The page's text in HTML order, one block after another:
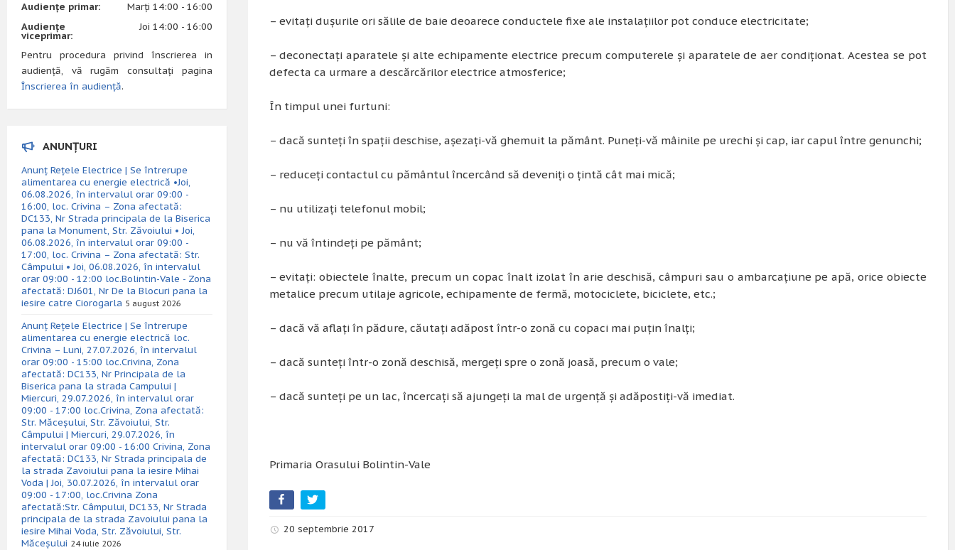
– evitaţi duşurile ori sălile de baie deoarece conductele fixe ale instalaţiilor pot conduce electricitate;
– deconectaţi aparatele şi alte echipamente electrice precum computerele şi aparatele de aer condiţionat. Acestea se pot
defecta ca urmare a descărcărilor electrice atmosferice;
În timpul unei furtuni:
– dacă sunteţi în spaţii deschise, aşezaţi-vă ghemuit la pământ. Puneţi-vă mâinile pe urechi şi cap, iar capul între genunchi;
– reduceţi contactul cu pământul încercând să deveniţi o ţintă cât mai mică;
– nu utilizaţi telefonul mobil;
– nu vă întindeţi pe pământ;
– evitaţi: obiectele înalte, precum un copac înalt izolat în arie deschisă, câmpuri sau o ambarcaţiune pe apă, orice obiecte
metalice precum utilaje agricole, echipamente de fermă, motociclete, biciclete, etc.;
– dacă vă aflaţi în pădure, căutaţi adăpost într-o zonă cu copaci mai puţin înalţi;
– dacă sunteţi într-o zonă deschisă, mergeţi spre o zonă joasă, precum o vale;
– dacă sunteţi pe un lac, încercaţi să ajungeţi la mal de urgenţă şi adăpostiţi-vă imediat.
Primaria Orasului Bolintin-Vale
20 septembrie 2017
Audiențe primar:
Marți 14:00 - 16:00
Audiențe
viceprimar:
Joi 14:00 - 16:00
Pentru procedura privind înscrierea in
audiență, vă rugăm consultați pagina
Înscrierea în audiență.
ANUNȚURI
Anunț Rețele Electrice | Se întrerupe
alimentarea cu energie electrică •Joi,
06.08.2026, în intervalul orar 09:00 -
16:00, loc. Crivina – Zona afectată:
DC133, Nr Strada principala de la Biserica
pana la Monument, Str. Zăvoiului • Joi,
06.08.2026, în intervalul orar 09:00 -
17:00, loc. Crivina – Zona afectată: Str.
Câmpului • Joi, 06.08.2026, în intervalul
orar 09:00 - 12:00 loc.Bolintin-Vale - Zona
afectată: DJ601, Nr De la Blocuri pana la
iesire catre Ciorogarla 5 august 2026
Anunț Rețele Electrice | Se întrerupe
alimentarea cu energie electrică loc.
Crivina – Luni, 27.07.2026, în intervalul
orar 09:00 - 15:00 loc.Crivina, Zona
afectată: DC133, Nr Principala de la
Biserica pana la strada Campului |
Miercuri, 29.07.2026, în intervalul orar
09:00 - 17:00 loc.Crivina, Zona afectată:
Str. Măceșului, Str. Zăvoiului, Str.
Câmpului | Miercuri, 29.07.2026, în
intervalul orar 09:00 - 16:00 Crivina, Zona
afectată: DC133, Nr Strada principala de
la strada Zavoiului pana la iesire Mihai
Voda | Joi, 30.07.2026, în intervalul orar
09:00 - 17:00, loc.Crivina Zona
afectată:Str. Câmpului, DC133, Nr Strada
principala de la strada Zavoiului pana la
iesire Mihai Voda, Str. Zăvoiului, Str.
Măceșului 24 iulie 2026